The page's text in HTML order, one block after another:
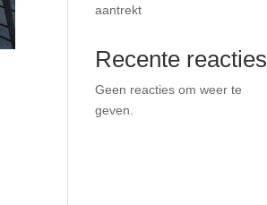
aantrekt
Recente reacties
Geen reacties om weer te
geven.